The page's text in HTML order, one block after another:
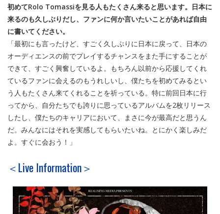
初めてRolo Tomassiを見る人もたくさん来ると思います。日本に
来るのも久しぶりだし、ファンに何か言いたいことがあれば自由
に書いてください。
「最初にも言ったけど、すごく久しぶりに日本に戻って、日本の
オーディエンスの前でプレイするチャンスをまた手にすることが
できて、すごく興奮しているよ。もちろん以前から応援してくれ
ているファンに会えるのもうれしいし、僕たちを初めてみるとい
う人もたくさん来てくれることを祈っている。特に前回日本に行
ってから、自分たちでも誇りに思っているアルバムを2枚リリース
したし、僕たちのキャリアにおいて、まさに今が最高だと思うん
だ。みんなにはそれを実感してもらいたいね。とにかく楽しみだ
よ。すぐに会おう！」
＜Live Information＞